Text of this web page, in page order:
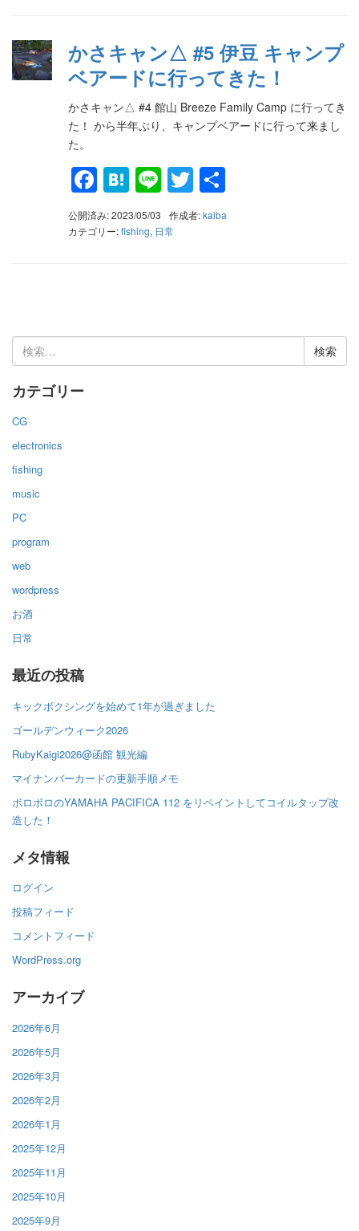
かさキャン△ #5 伊豆 キャンプ
ベアードに行ってきた！
かさキャン△ #4 館山 Breeze Family Camp に行ってき
た！ から半年ぶり、キャンプベアードに行って来まし
た。
Facebook
Hatena
LineTwitter
有
公開済み: 2023/05/03 作成者:kaiba
カテゴリー:fishing, 日常
検
索:
カテゴリー
CG
electronics
fishing
music
PC
program
web
wordpress
お酒
日常
最近の投稿
キックボクシングを始めて1年が過ぎました
ゴールデンウィーク2026
RubyKaigi2026@函館 観光編
マイナンバーカードの更新手順メモ
ボロボロのYAMAHA PACIFICA 112 をリペイントしてコイルタップ改
造した！
メタ情報
ログイン
投稿フィード
コメントフィード
WordPress.org
アーカイブ
2026年6月
2026年5月
2026年3月
2026年2月
2026年1月
2025年12月
2025年11月
2025年10月
2025年9月